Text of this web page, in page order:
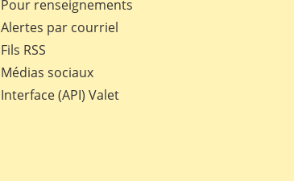
Pour renseignements
Alertes par courriel
Fils RSS
Médias sociaux
Interface (API) Valet